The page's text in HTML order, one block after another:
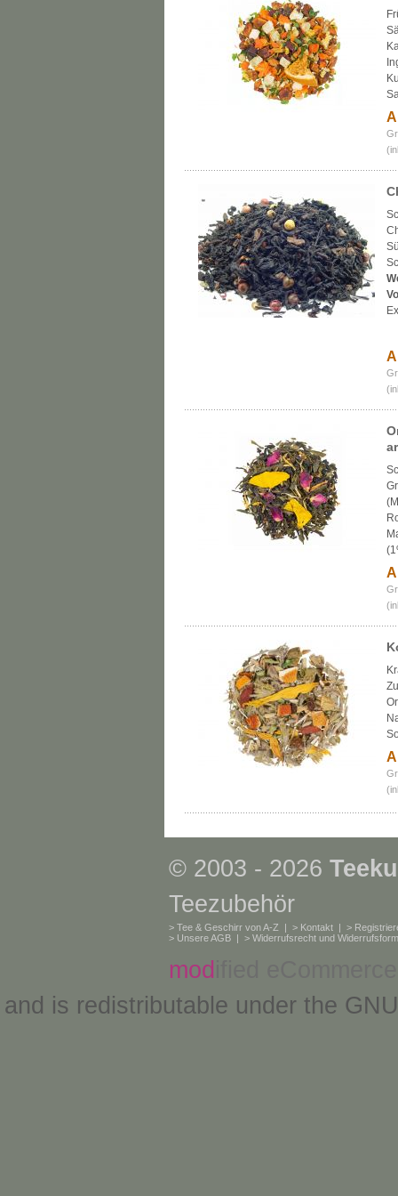
© 2003 - 2026
Teezubehör
> Tee & Geschirr von A-Z | > Kontakt | >
> Unsere AGB | > Widerrufsrecht und
mod
and is redistributable under the